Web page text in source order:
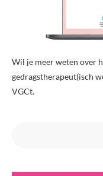
Wil je meer weten over
gedragstherapeut(isch
VGCt.